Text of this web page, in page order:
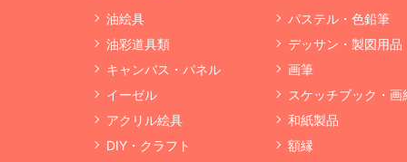
油絵具
油彩道具類
キャンバス・パネル
イーゼル
アクリル絵具
DIY・クラフト
パステル・色鉛筆
デッサン・製図用品
画筆
スケッチブック・画
和紙製品
額縁